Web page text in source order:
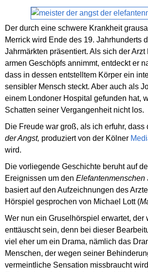
Der durch eine schwere Krankheit
Merrick wird Ende des 19. Jahrhunderts
Jahrmärkten präsentiert. Als sich der Arzt
armen Geschöpfs annimmt, entdeckt er
dass in dessen entstelltem Körper ein
sensibler Mensch steckt. Aber auch als
einem Londoner Hospital gefunden hat,
Schatten seiner Vergangenheit nicht los.
Die Freude war groß, als ich erfuhr, dass
der Angst, produziert von der Kölner
wird.
Die vorliegende Geschichte beruht auf
Ereignissen um den Elefantenmenschen
basiert auf den Aufzeichnungen des
Hörspiel gesprochen von Michael Lott (
Wer nun ein Gruselhörspiel erwartet, der
enttäuscht sein, denn bei dieser
viel eher um ein Drama, nämlich das
Menschen, der wegen seiner
vermeintliche Sensation missbraucht